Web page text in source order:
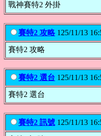
戰神賽特2 外掛
賽特2 攻略125/11/13
賽特2 攻略
賽特2 選台 125/11/13
賽特2 選台
賽特2 訊號 125/11/13